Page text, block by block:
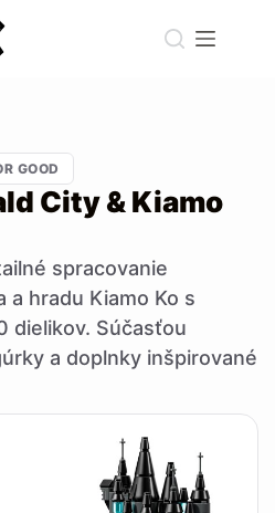
GOOD
City & Kiamo
spracovanie
a hradu Kiamo Ko s
dielikov. Súčasťou
a doplnky inšpirované